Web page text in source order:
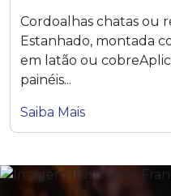
Cordoalhas chatas ou
Estanhado, montada
em latão ou
painéis...
Saiba Mais